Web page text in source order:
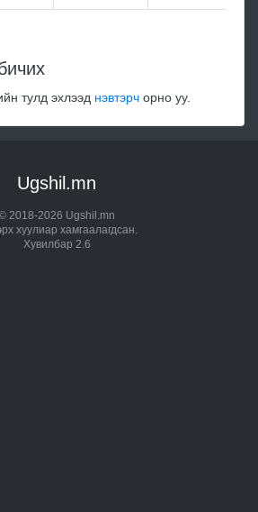
тулд эхлээд нэвтэрч орно уу.
Ugshil.mn
2018-2026 Ugshil.mn
хуулиар хамгаалагдсан.
Хувилбар 2.6